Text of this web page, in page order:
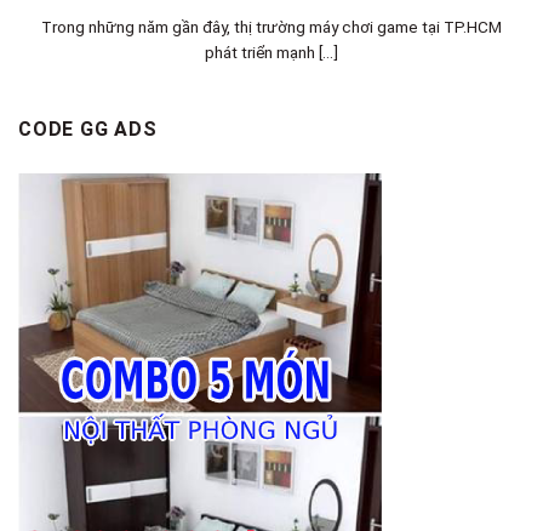
Trong những năm gần đây, thị trường máy chơi game tại TP.HCM
phát triển mạnh [...]
CODE GG ADS